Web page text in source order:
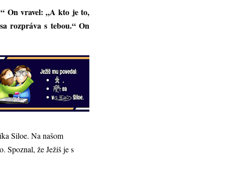
On vravel: „A kto je to,
rozpráva s tebou.“ On
Siloe. Na našom
Spoznal, že Ježiš je s